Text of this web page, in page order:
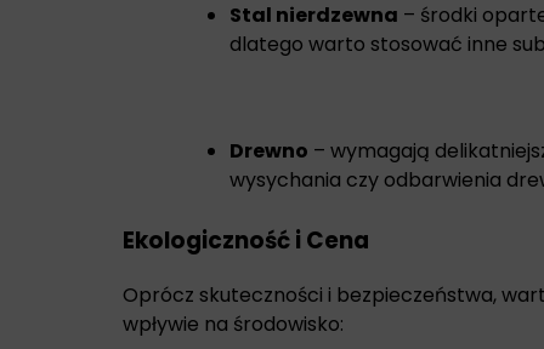
Stal nierdzewna – środki
dlatego warto stosować inne
Drewno – wymagają
wysychania czy odbarwienia
Ekologiczność i Cena
Oprócz skuteczności i bezpieczeństwa,
wpływie na środowisko: